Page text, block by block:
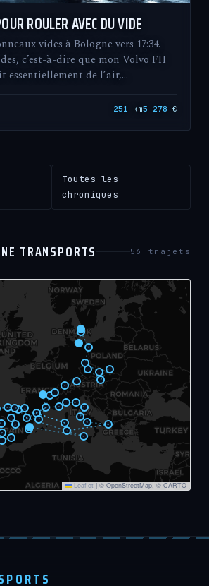
ROULER AVEC DU VIDE
vides à Bologne vers 17:34.
c’est-à-dire que mon Volvo FH
essentiellement de l’air,…
251 km5 278 €
Toutes les
chroniques
TRANSPORTS 56 trajets
Leaflet | © OpenStreetMap, © CARTO